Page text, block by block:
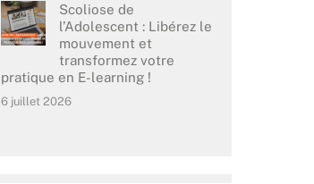
Scoliose de
l’Adolescent : Libérez le
mouvement et
transformez votre
pratique en E-learning !
6 juillet 2026